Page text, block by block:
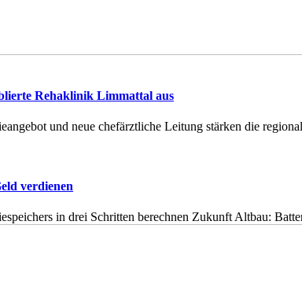
Rehaklinik Limmattal aus
und neue chefärztliche Leitung stärken die
verdienen
in drei Schritten berechnen Zukunft Altbau: